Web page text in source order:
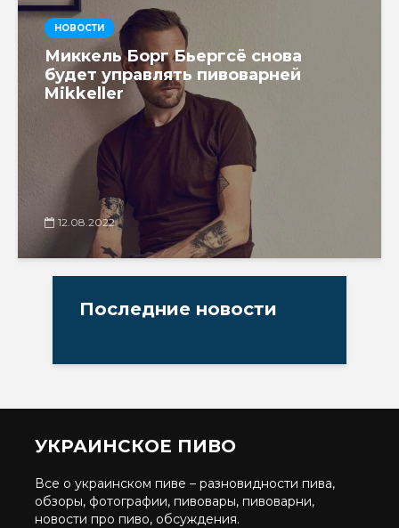
НОВОСТИ
Миккель Борг Бьергсё снова
будет управлять пивоварней
Mikkeller
12.08.2022
Последние новости
УКРАИНСКОЕ ПИВО
Все о украинском пиве – разновидности пива,
обзоры, фотографии, пивовары, пивоварни,
новости про пиво, обсуждения.